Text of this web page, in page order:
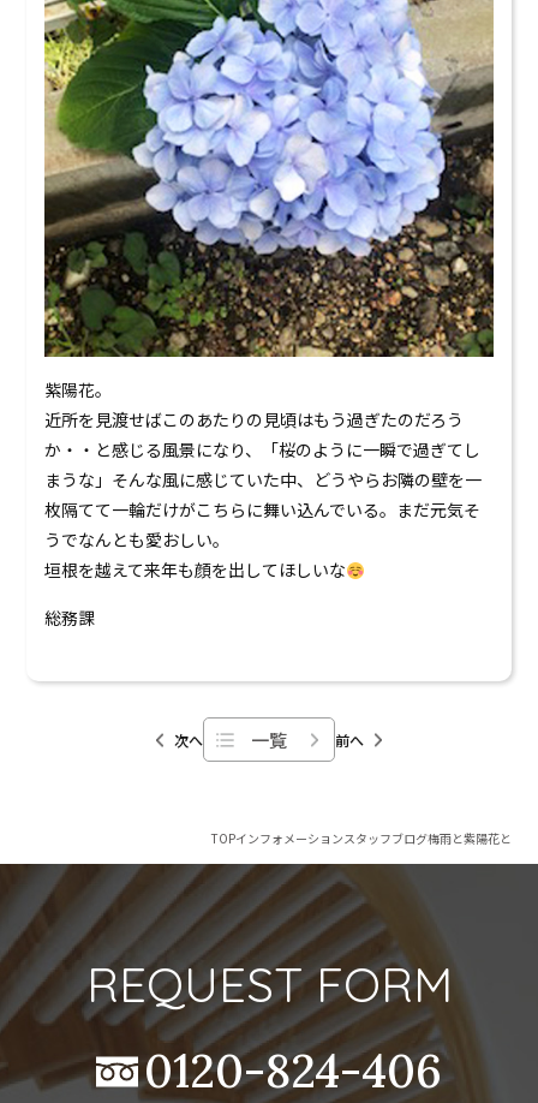
紫陽花。
近所を見渡せばこのあたりの見頃はもう過ぎたのだろう
か・・と感じる風景になり、「桜のように一瞬で過ぎてし
まうな」そんな風に感じていた中、どうやらお隣の壁を一
枚隔てて一輪だけがこちらに舞い込んでいる。まだ元気そ
うでなんとも愛おしい。
垣根を越えて来年も顔を出してほしいな
総務課
次へ 一覧 前へ
TOPインフォメーションスタッフブログ梅雨と紫陽花と
REQUEST FORM
0120-824-406